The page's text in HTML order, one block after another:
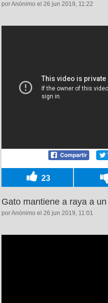
por Anónimo el 26 jun 2019, 11:22
23
Gato mantiene a raya a
por Anónimo el 26 jun 2019, 11:01